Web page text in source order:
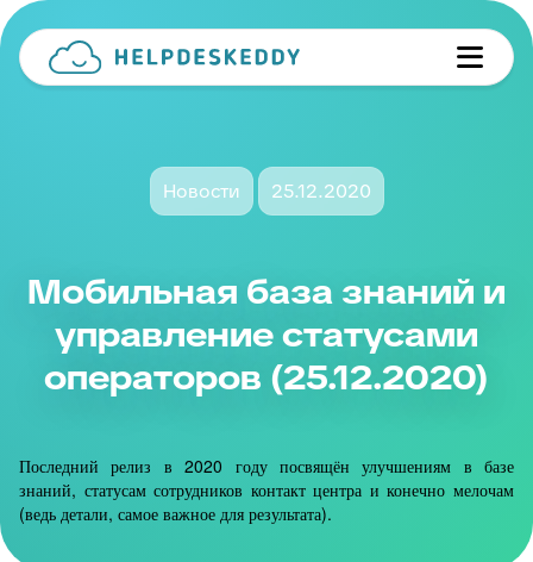
Новости 25.12.2020
Мобильная база знаний и
управление статусами
операторов (25.12.2020)
Последний релиз в 2020 году посвящён улучшениям в базе
знаний, статусам сотрудников контакт центра и конечно мелочам
(ведь детали, самое важное для результата).